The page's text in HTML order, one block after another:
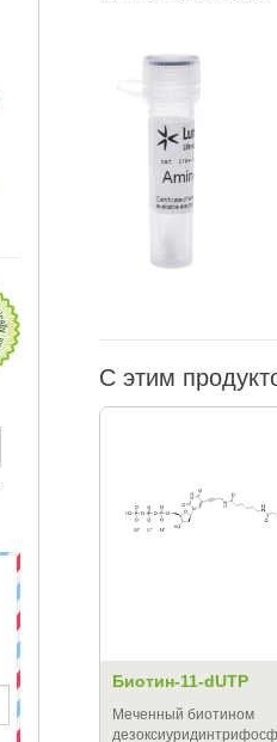
С этим
Биотин-11-dUTP
Меченный биотином